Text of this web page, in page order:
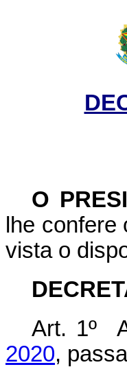
O
lhe confere
vista o
Art. 1º
2020,